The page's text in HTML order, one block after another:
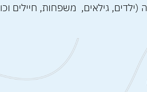
גילאים, משפחות, חיילים